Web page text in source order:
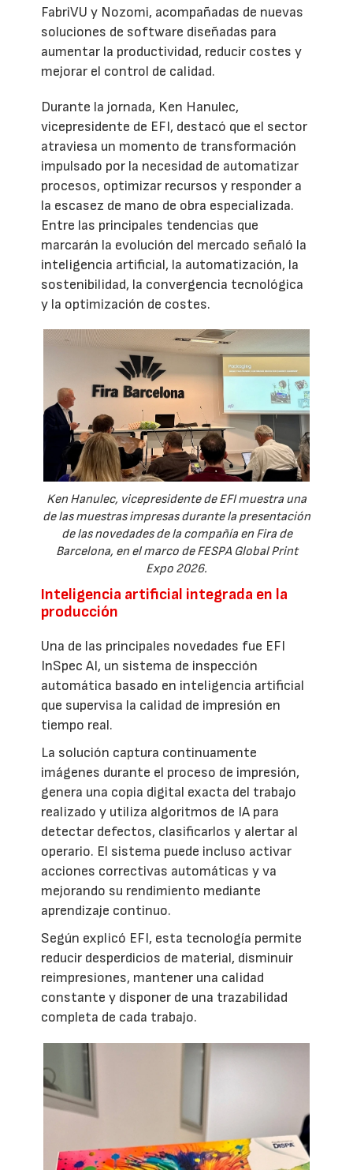
FabriVU y Nozomi, acompañadas de nuevas
soluciones de software diseñadas para
aumentar la productividad, reducir costes y
mejorar el control de calidad.
Durante la jornada, Ken Hanulec,
vicepresidente de EFI, destacó que el sector
atraviesa un momento de transformación
impulsado por la necesidad de automatizar
procesos, optimizar recursos y responder a
la escasez de mano de obra especializada.
Entre las principales tendencias que
marcarán la evolución del mercado señaló la
inteligencia artificial, la automatización, la
sostenibilidad, la convergencia tecnológica
y la optimización de costes.
Ken Hanulec, vicepresidente de EFI muestra una
de las muestras impresas durante la presentación
de las novedades de la compañía en Fira de
Barcelona, en el marco de FESPA Global Print
Expo 2026.
Inteligencia artificial integrada en la
producción
Una de las principales novedades fue EFI
InSpec AI, un sistema de inspección
automática basado en inteligencia artificial
que supervisa la calidad de impresión en
tiempo real.
La solución captura continuamente
imágenes durante el proceso de impresión,
genera una copia digital exacta del trabajo
realizado y utiliza algoritmos de IA para
detectar defectos, clasificarlos y alertar al
operario. El sistema puede incluso activar
acciones correctivas automáticas y va
mejorando su rendimiento mediante
aprendizaje continuo.
Según explicó EFI, esta tecnología permite
reducir desperdicios de material, disminuir
reimpresiones, mantener una calidad
constante y disponer de una trazabilidad
completa de cada trabajo.